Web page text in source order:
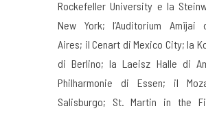
Rockefeller University e la
New York; l’Auditorium Amijai
Aires; il Cenart di Mexico City; la
di Berlino; la Laeisz Halle di
Philharmonie di Essen; il
Salisburgo; St. Martin in the